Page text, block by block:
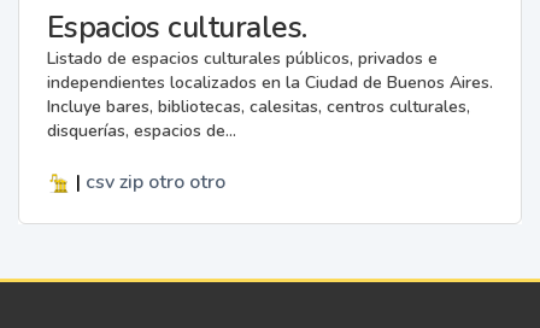
Espacios culturales.
Listado de espacios culturales públicos, privados e
independientes localizados en la Ciudad de Buenos Aires.
Incluye bares, bibliotecas, calesitas, centros culturales,
disquerías, espacios de...
| csv zip otro otro